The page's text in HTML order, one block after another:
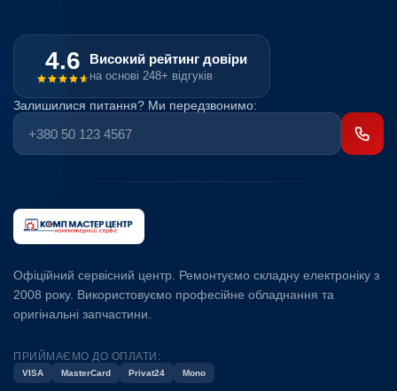
4.6 Високий рейтинг довіри
на основі 248+ відгуків
Залишилися питання? Ми передзвонимо:
Офіційний сервісний центр. Ремонтуємо складну електроніку з
2008 року. Використовуємо професійне обладнання та
оригінальні запчастини.
ПРИЙМАЄМО ДО ОПЛАТИ:
VISA MasterCard Privat24 Mono